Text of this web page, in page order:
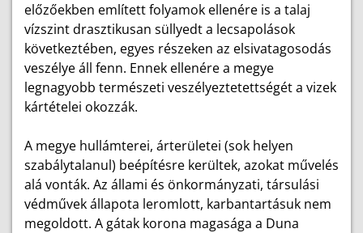
előzőekben említett folyamok ellenére is a talaj
vízszint drasztikusan süllyedt a lecsapolások
következtében, egyes részeken az elsivatagosodás
veszélye áll fenn. Ennek ellenére a megye
legnagyobb természeti veszélyeztetettségét a vizek
kártételei okozzák.
A megye hullámterei, árterületei (sok helyen
szabálytalanul) beépítésre kerültek, azokat művelés
alá vonták. Az állami és önkormányzati, társulási
védművek állapota leromlott, karbantartásuk nem
megoldott. A gátak korona magasága a Duna